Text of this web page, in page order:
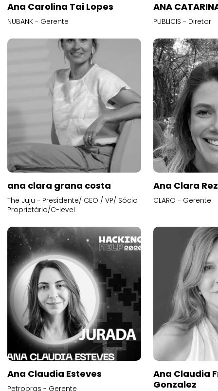
Ana Carolina Tai Lopes
NUBANK - Gerente
ANA
PUBLICIS - Diretor
ana clara grana costa
The Juju - Presidente/ CEO / VP/ Sócio
Proprietário/C-level
Ana Clara
CLARO - Gerente
Ana Claudia Esteves
Petrobras - Gerente
Ana Claudia
Gonzalez